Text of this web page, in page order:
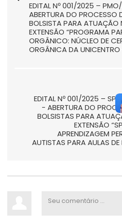
EDITAL Nº 001/2025 –
ABERTURA DO PROCESSO
BOLSISTA PARA ATUAÇÃO
EXTENSÃO “PROGRAMA
ORGÂNICO: NÚCLEO DE
ORGÂNICA DA
EDITAL Nº 001/2025 –
- ABERTURA DO
BOLSISTAS PARA
EXTENSÃO
APRENDIZAGEM
AUTISTAS PARA AULAS